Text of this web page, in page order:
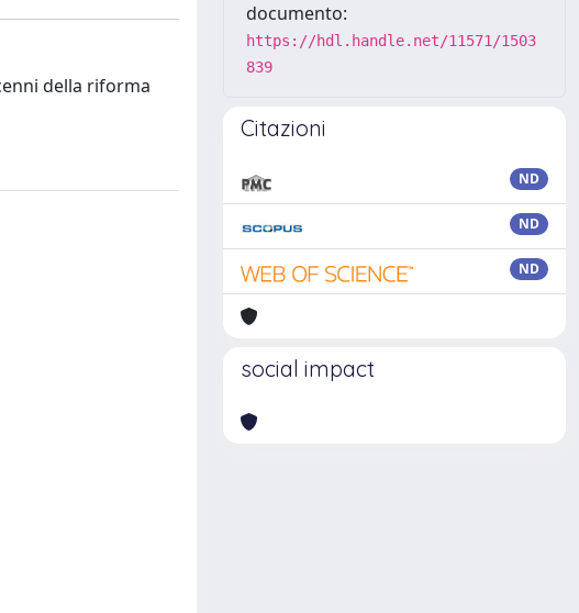
della riforma
documento:
https://hdl.handle.net/11571/1503
839
Citazioni
ND
ND
ND
social impact